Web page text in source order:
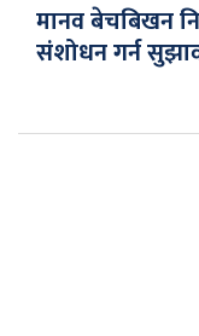
मानव बेचबिखन
संशोधन गर्न